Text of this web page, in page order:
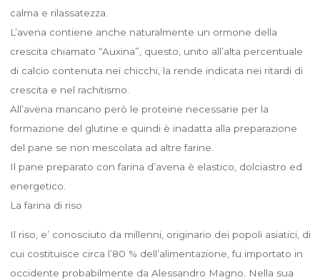
calma e rilassatezza.
L’avena contiene anche naturalmente un ormone della
crescita chiamato “Auxina”, questo, unito all’alta percentuale
di calcio contenuta nei chicchi, la rende indicata nei ritardi di
crescita e nel rachitismo.
All’avena mancano però le proteine necessarie per la
formazione del glutine e quindi è inadatta alla preparazione
del pane se non mescolata ad altre farine.
Il pane preparato con farina d’avena è elastico, dolciastro ed
energetico.
La farina di riso
Il riso, e’ conosciuto da millenni, originario dei popoli asiatici, di
cui costituisce circa l’80 % dell’alimentazione, fu importato in
occidente probabilmente da Alessandro Magno. Nella sua